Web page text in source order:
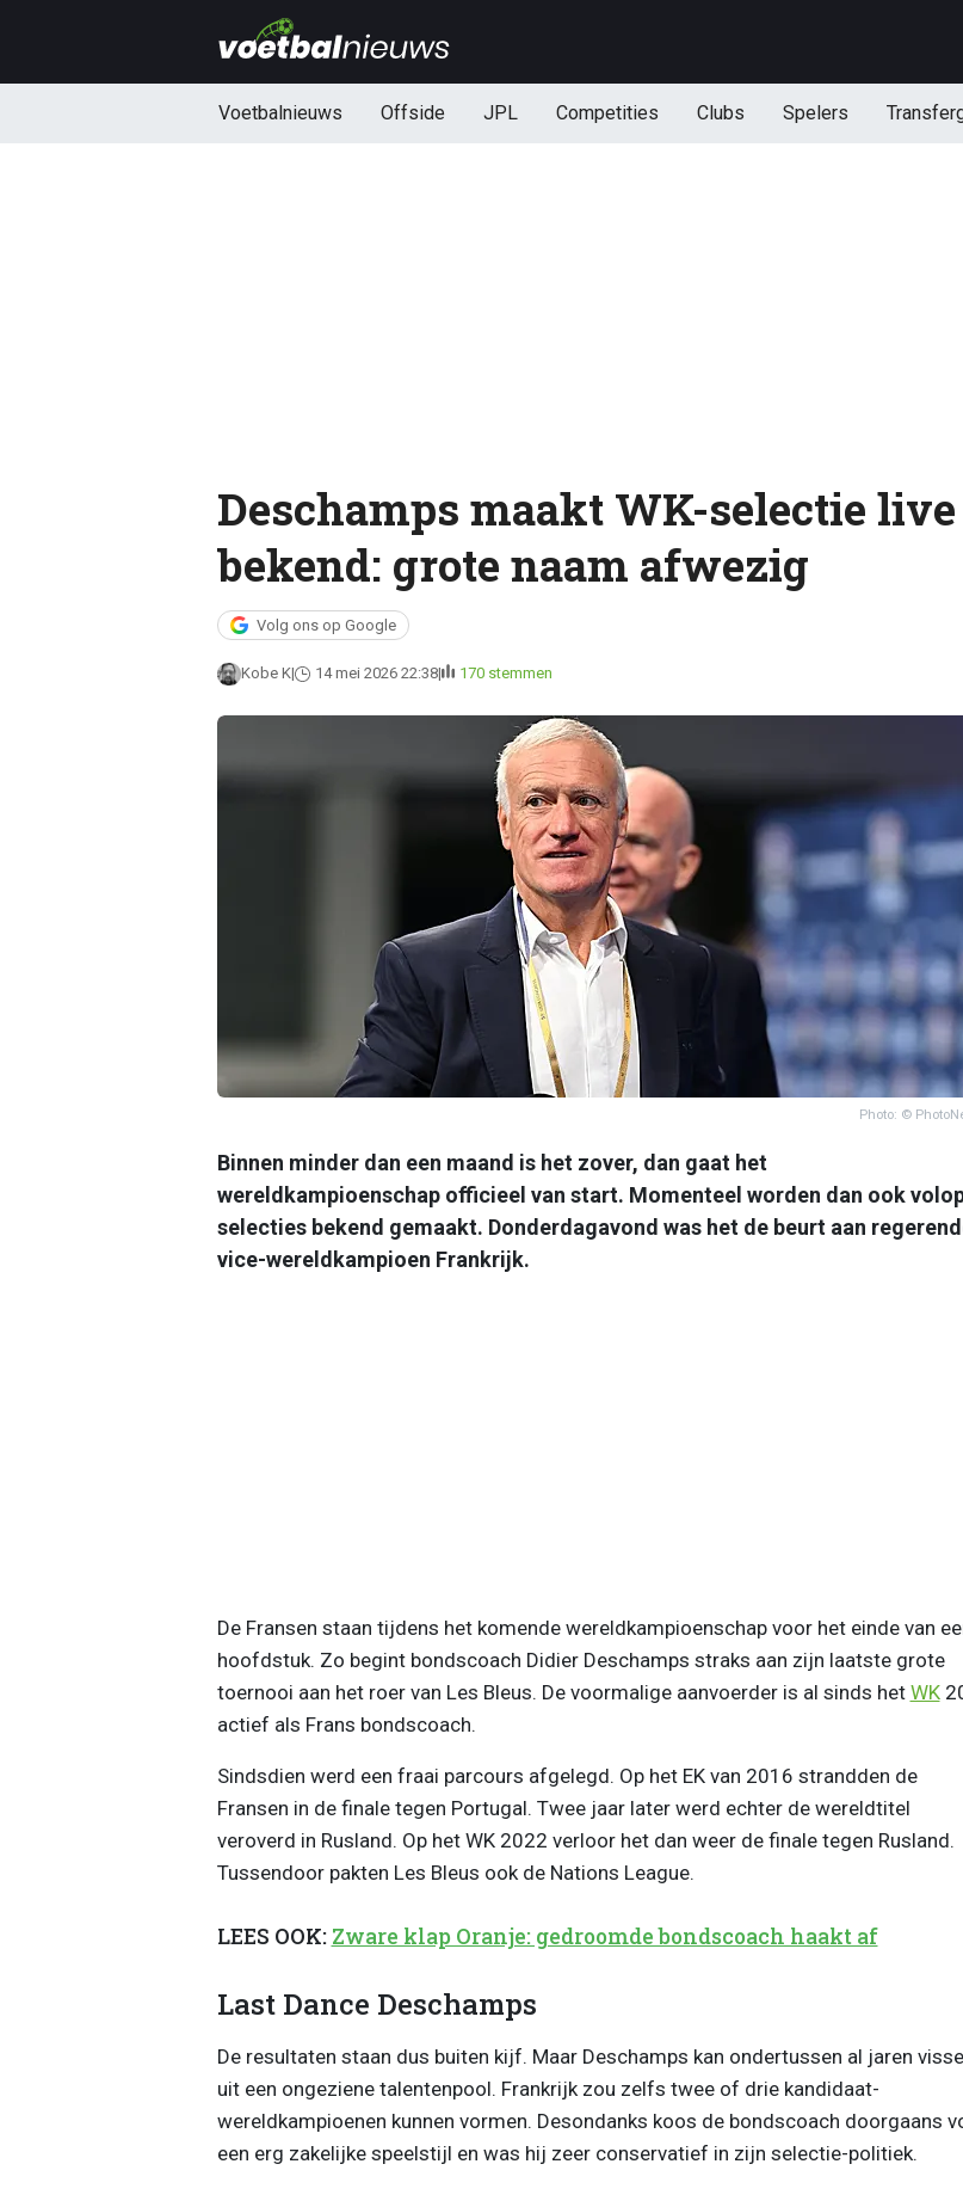
Voetbalnieuws Offside JPL Competities Clubs Spelers
Deschamps maakt WK-selectie live
bekend: grote naam afwezig
Volg ons op Google
Kobe K 14 mei 2026 22:38 170 stemmen
Photo: ©
Binnen minder dan een maand is het zover, dan gaat het
wereldkampioenschap officieel van start. Momenteel worden dan ook
selecties bekend gemaakt. Donderdagavond was het de beurt aan
vice-wereldkampioen Frankrijk.
De Fransen staan tijdens het komende wereldkampioenschap voor het einde van
hoofdstuk. Zo begint bondscoach Didier Deschamps straks aan zijn laatste grote
toernooi aan het roer van Les Bleus. De voormalige aanvoerder is al sinds het WK
actief als Frans bondscoach.
Sindsdien werd een fraai parcours afgelegd. Op het EK van 2016 strandden de
Fransen in de finale tegen Portugal. Twee jaar later werd echter de wereldtitel
veroverd in Rusland. Op het WK 2022 verloor het dan weer de finale tegen Rusland.
Tussendoor pakten Les Bleus ook de Nations League.
LEES OOK: Zware klap Oranje: gedroomde bondscoach haakt af
Last Dance Deschamps
De resultaten staan dus buiten kijf. Maar Deschamps kan ondertussen al jaren
uit een ongeziene talentenpool. Frankrijk zou zelfs twee of drie kandidaat-
wereldkampioenen kunnen vormen. Desondanks koos de bondscoach doorgaans
een erg zakelijke speelstijl en was hij zeer conservatief in zijn selectie-politiek.